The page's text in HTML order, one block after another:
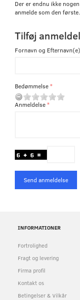
Der er endnu ikke
anmelde som den første.
Tilføj
Fornavn og Efternavn(e)
Bedømmelse
Anmeldelse
Send anmeldelse
INFORMATIONER
Fortrolighed
Fragt og levering
Firma profil
Kontakt os
Betingelser & Vilkår